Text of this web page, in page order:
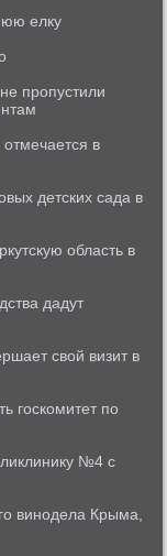
елку
пропустили
в
детских сада в
область в
дадут
свой визит в
госкомитет по
№4 с
винодела Крыма,